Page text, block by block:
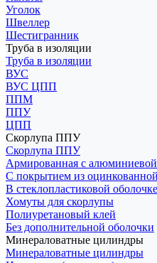
Уголок
Швеллер
Шестигранник
Труба в изоляции
Труба в изоляции
ВУС
ВУС ЦПП
ППМ
ППУ
ЦПП
Скорлупа ППУ
Скорлупа ППУ
Армированная с
С покрытием из
В стеклопластиковой оболочке
Хомуты для скорлупы
Полиуретановый клей
Без дополнительной оболочки
Минераловатные цилиндры
Минераловатные цилиндры